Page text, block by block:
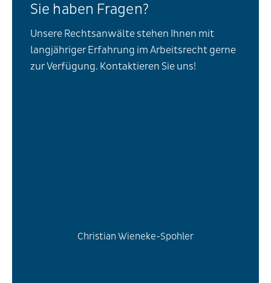
Sie haben Fragen?
Unsere Rechtsanwälte stehen Ihnen mit
langjähriger Erfahrung im Arbeitsrecht gerne
zur Verfügung. Kontaktieren Sie uns!
Christian Wieneke-Spohler